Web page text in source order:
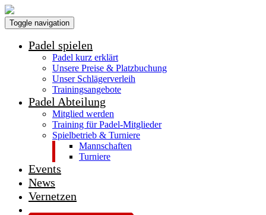
Toggle navigation
Padel spielen
Padel kurz erklärt
Unsere Preise & Platzbuchung
Unser Schlägerverleih
Trainingsangebote
Padel Abteilung
Mitglied werden
Training für Padel-Mitglieder
Spielbetrieb & Turniere
Mannschaften
Turniere
Events
News
Vernetzen